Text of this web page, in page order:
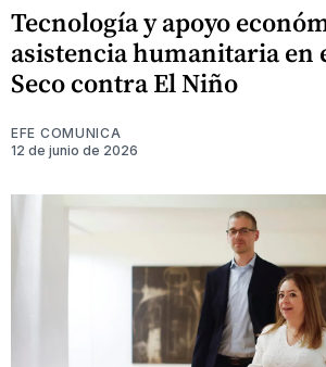
Tecnología y apoyo
asistencia humanitaria en
Seco contra El Niño
EFE COMUNICA
12 de junio de 2026